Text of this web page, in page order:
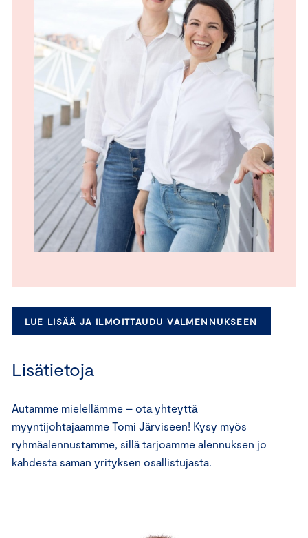
LUE LISÄÄ JA ILMOITTAUDU VALMENNUKSEEN
Lisätietoja
Autamme mielellämme – ota yhteyttä
myyntijohtajaamme Tomi Järviseen! Kysy myös
ryhmäalennustamme, sillä tarjoamme alennuksen jo
kahdesta saman yrityksen osallistujasta.